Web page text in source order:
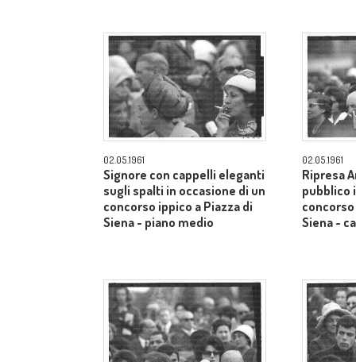
02.05.1961
Signore con cappelli eleganti
sugli spalti in occasione di un
concorso ippico a Piazza di
Siena - piano medio
02.05.1961
Ripresa
pubblico
Siena -